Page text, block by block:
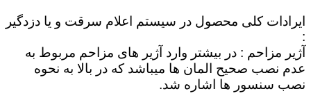
ایرادات کلی محصول در سیستم اعلام سرقت و یا دزدگیر
:
آژیر مزاحم : در بیشتر وارد آژیر های مزاحم مربوط به
عدم نصب صحیح المان ها میباشد که در بالا به نحوه
نصب سنسور ها اشاره شد.